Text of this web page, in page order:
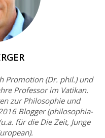
Promotion (Dr. phil.) und
Professor im Vatikan.
zur Philosophie und
Blogger (philosophia-
für die Die Zeit, Junge